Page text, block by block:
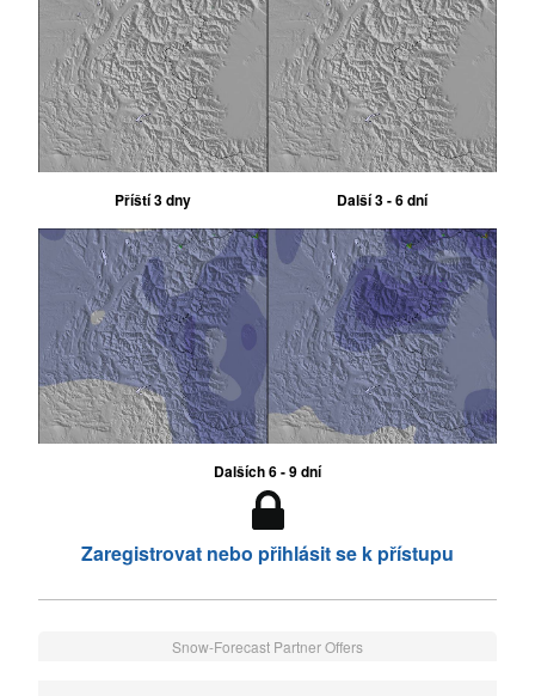
Příští 3 dny Další 3 - 6 dní
Dalších 6 - 9 dní
Zaregistrovat nebo přihlásit se k přístupu
Snow-Forecast Partner Offers